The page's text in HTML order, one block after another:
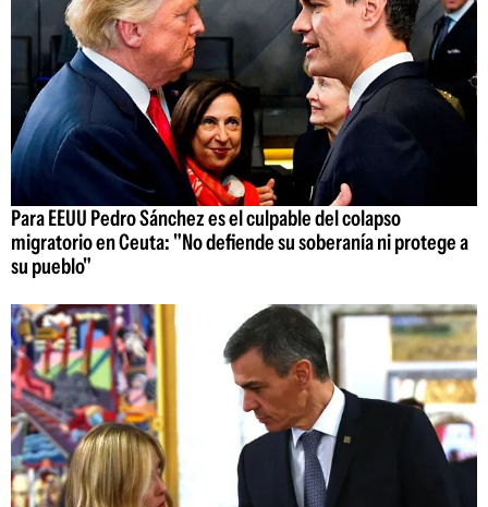
Para EEUU Pedro Sánchez es el culpable del colapso
migratorio en Ceuta: "No defiende su soberanía ni protege a
su pueblo"